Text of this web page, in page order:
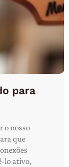
para
o nosso
que
lo ativo,